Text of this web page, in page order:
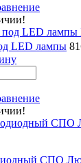
LED лампы
СПО